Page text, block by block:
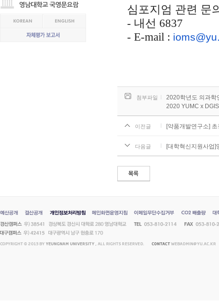
심포지엄 관련 문
- 내선 6837
- E-mail :
첨부파일
2020학년도 의과
2020 YUMC x
이전글 [약품개발연구소]
다음글 [대학혁신지원사업]